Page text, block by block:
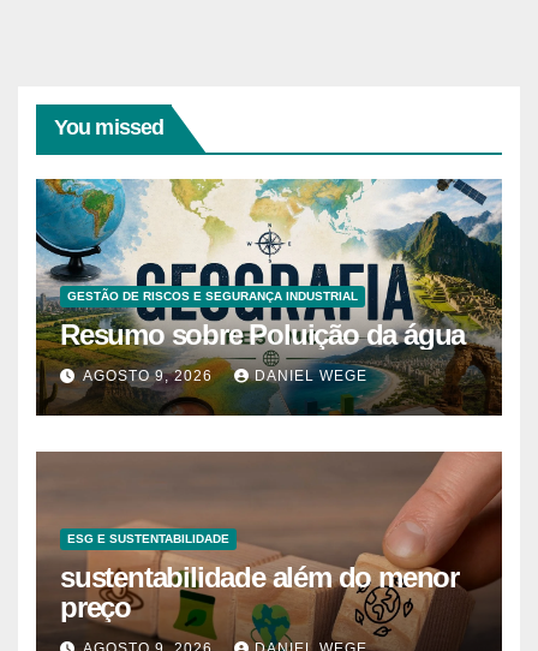
You missed
GESTÃO DE RISCOS E SEGURANÇA INDUSTRIAL
Resumo sobre Poluição da água
AGOSTO 9, 2026 DANIEL WEGE
ESG E SUSTENTABILIDADE
sustentabilidade além do menor
preço